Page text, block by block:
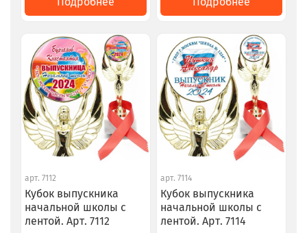
арт. 7112
Кубок выпускника
начальной школы с
лентой. Арт. 7112
арт. 7114
Кубок выпускника
начальной школы с
лентой. Арт. 7114